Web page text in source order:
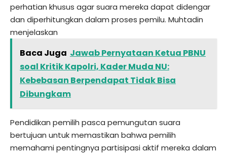
perhatian khusus agar suara mereka dapat didengar
dan diperhitungkan dalam proses pemilu. Muhtadin
menjelaskan
Baca Juga Jawab Pernyataan Ketua PBNU
soal Kritik Kapolri, Kader Muda NU:
Kebebasan Berpendapat Tidak Bisa
Dibungkam
Pendidikan pemilih pasca pemungutan suara
bertujuan untuk memastikan bahwa pemilih
memahami pentingnya partisipasi aktif mereka dalam